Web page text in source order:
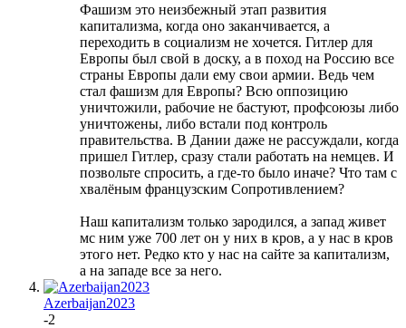
Фашизм это неизбежный этап развития
капитализма, когда оно заканчивается, а
переходить в социализм не хочется. Гитлер для
Европы был свой в доску, а в поход на Россию все
страны Европы дали ему свои армии. Ведь чем
стал фашизм для Европы? Всю оппозицию
уничтожили, рабочие не бастуют, профсоюзы либо
уничтожены, либо встали под контроль
правительства. В Дании даже не рассуждали, когда
пришел Гитлер, сразу стали работать на немцев. И
позвольте спросить, а где-​то было иначе? Что там с
хвалёным французским Сопротивлением?
Наш капитализм только зародился, а запад живет
мс ним уже 700 лет он у них в кров, а у нас в кров
этого нет. Редко кто у нас на сайте за капитализм,
а на западе все за него.
Azerbaijan2023
-2